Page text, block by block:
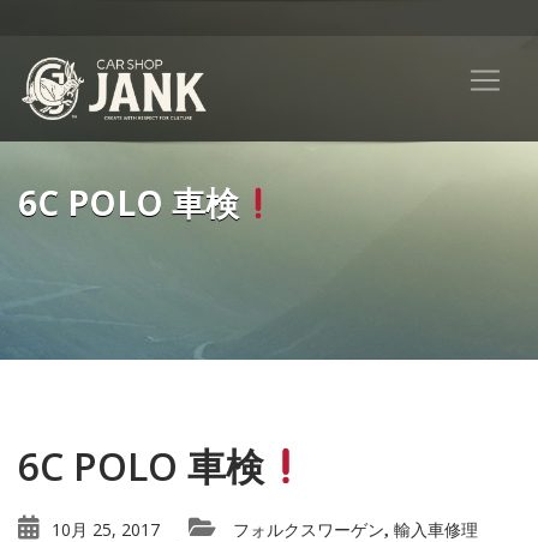
6C POLO 車検
6C POLO 車検
10月 25, 2017 フォルクスワーゲン, 輸入車修理